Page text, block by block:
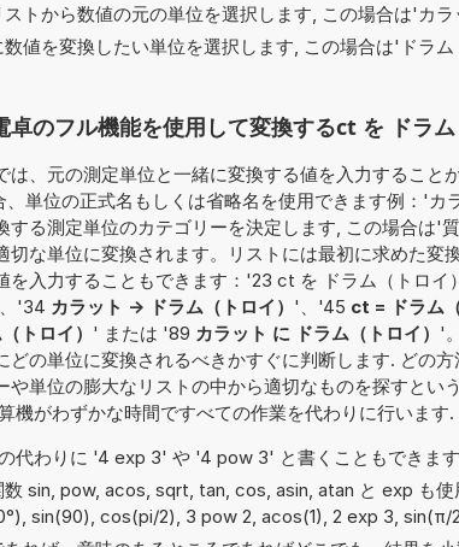
ストから数値の元の単位を選択します, この場合は' カ
数値を変換したい単位を選択します, この場合は' ドラム
卓のフル機能を使用して変換するct を ドラム
は、元の測定単位と一緒に変換する値を入力すること
、単位の正式名もしくは省略名を使用できます例：'
する測定単位のカテゴリーを決定します, この場合は'
切な単位に変換されます。リストには最初に求めた変
を入力することもできます：'23 ct を ドラム（トロ
'34 カラット -> ドラム（トロイ） '、'45 ct = ドラム
トロイ） ' または '89 カラット に ドラム（トロイ） '
どの単位に変換されるべきかすぐに判断します. どの
や単位の膨大なリストの中から適切なものを探すとい
機がわずかな時間ですべての作業を代わりに行います.
代わりに '4 exp 3' や '4 pow 3' と書くこともできます
数 sin, pow, acos, sqrt, tan, cos, asin, atan と exp も
sin(90), cos(pi/2), 3 pow 2, acos(1), 2 exp 3, sin(π/